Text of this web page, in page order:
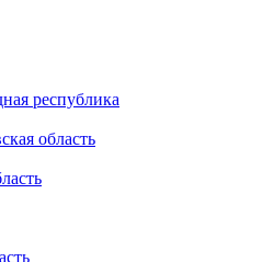
республика
область